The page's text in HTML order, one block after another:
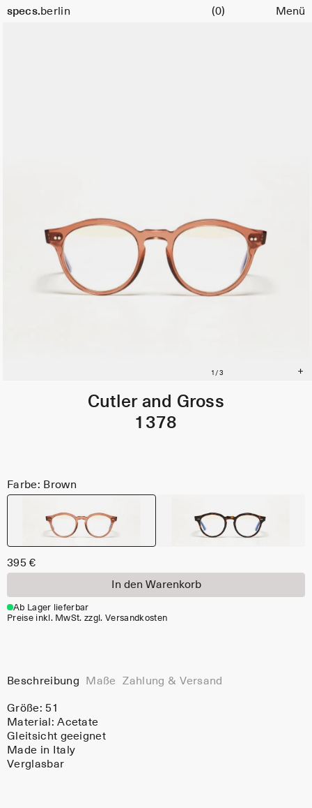
specs.berlin
Warenkorb (0) Menü
Cutler and Gross
1378
Farbe: Brown
Größe
51
395 €
In den Warenkorb
Ab Lager lieferbar
Preise inkl. MwSt. zzgl. Versandkosten
Beschreibung Maße Zahlung & Versand
Größe: 51
Material:Acetate
Gleitsicht geeignet
Made in Italy
Verglasbar